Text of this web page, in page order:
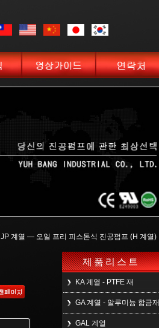
JP 계열 — 오일 프리 피스톤식 진공펌프 (H 계열)
제품리스트
KA 계열 - PTFE 재
GA 계열 - 알루미늄 합금재
GAL 계열